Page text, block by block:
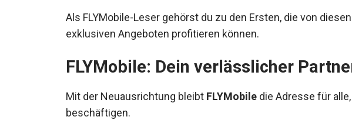
Als FLYMobile-Leser gehörst du zu den Ersten, die von
exklusiven Angeboten profitieren können.
FLYMobile: Dein verlässlicher
Mit der Neuausrichtung bleibt FLYMobile die Adresse für
beschäftigen.